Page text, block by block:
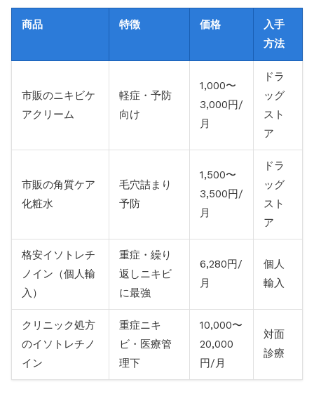
商品 特徴 価格
入手
方法
市販のニキビケ
アクリーム
軽症・予防
向け
1,000〜
3,000円/
月
ドラ
ッグ
スト
ア
市販の角質ケア
化粧水
毛穴詰まり
予防
1,500〜
3,500円/
月
ドラ
ッグ
スト
ア
格安イソトレチ
ノイン（個人輸
入）
重症・繰り
返しニキビ
に最強
6,280円/
月
個人
輸入
クリニック処方
のイソトレチノ
イン
重症ニキ
ビ・医療管
理下
10,000〜
20,000
円/月
対面
診療